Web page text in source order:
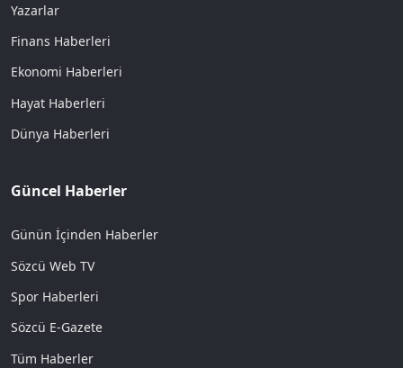
Yazarlar
Finans Haberleri
Ekonomi Haberleri
Hayat Haberleri
Dünya Haberleri
Güncel Haberler
Günün İçinden Haberler
Sözcü Web TV
Spor Haberleri
Sözcü E-Gazete
Tüm Haberler